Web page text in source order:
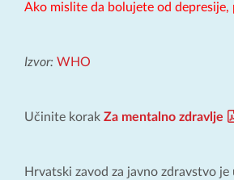
Ako mislite da bolujete od depresije,
Izvor: WHO
Učinite korak Za mentalno zdravlje
Hrvatski zavod za javno zdravstvo je